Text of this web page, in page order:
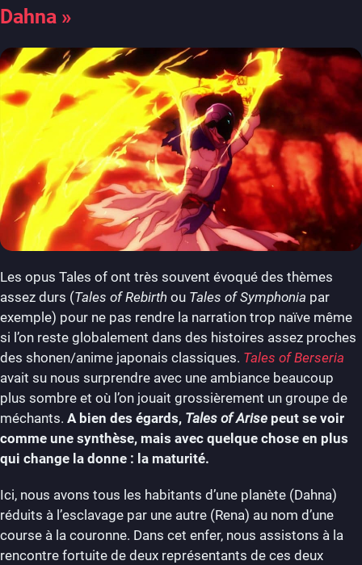
Dahna »
Les opus Tales of ont très souvent évoqué des thèmes
assez durs (Tales of Rebirth ou Tales of Symphonia par
exemple) pour ne pas rendre la narration trop naïve même
si l’on reste globalement dans des histoires assez proches
des shonen/anime japonais classiques. Tales of Berseria
avait su nous surprendre avec une ambiance beaucoup
plus sombre et où l’on jouait grossièrement un groupe de
méchants. A bien des égards, Tales of Arise peut se voir
comme une synthèse, mais avec quelque chose en plus
qui change la donne : la maturité.
Ici, nous avons tous les habitants d’une planète (Dahna)
réduits à l’esclavage par une autre (Rena) au nom d’une
course à la couronne. Dans cet enfer, nous assistons à la
rencontre fortuite de deux représentants de ces deux